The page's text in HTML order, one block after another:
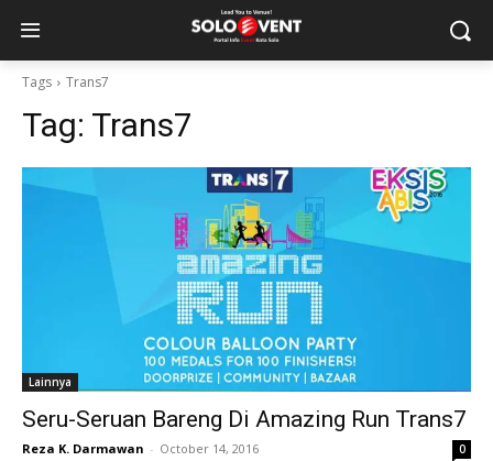
Tags Trans7
Tag: Trans7
Lainnya
Seru-Seruan Bareng Di Amazing Run Trans7
Reza K. Darmawan - October 14, 2016 0